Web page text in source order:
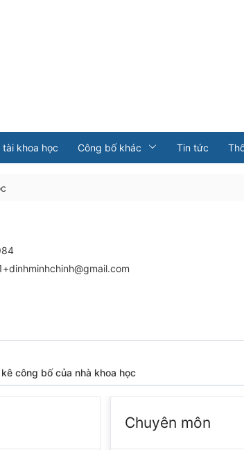
khoa học Công bố khác Tin tức
Chuyên môn
công bố của nhà khoa học